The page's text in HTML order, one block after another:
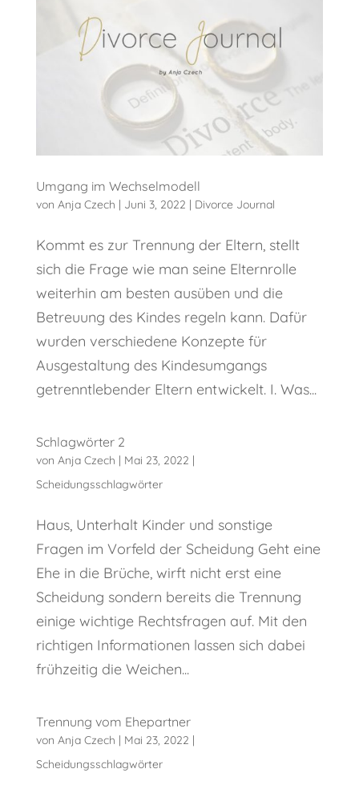
Umgang im Wechselmodell
von Anja Czech | Juni 3, 2022 | Divorce Journal
Kommt es zur Trennung der Eltern, stellt
sich die Frage wie man seine Elternrolle
weiterhin am besten ausüben und die
Betreuung des Kindes regeln kann. Dafür
wurden verschiedene Konzepte für
Ausgestaltung des Kindesumgangs
getrenntlebender Eltern entwickelt. I. Was...
Schlagwörter 2
von Anja Czech | Mai 23, 2022 |
Scheidungsschlagwörter
Haus, Unterhalt Kinder und sonstige
Fragen im Vorfeld der Scheidung Geht eine
Ehe in die Brüche, wirft nicht erst eine
Scheidung sondern bereits die Trennung
einige wichtige Rechtsfragen auf. Mit den
richtigen Informationen lassen sich dabei
frühzeitig die Weichen...
Trennung vom Ehepartner
von Anja Czech | Mai 23, 2022 |
Scheidungsschlagwörter